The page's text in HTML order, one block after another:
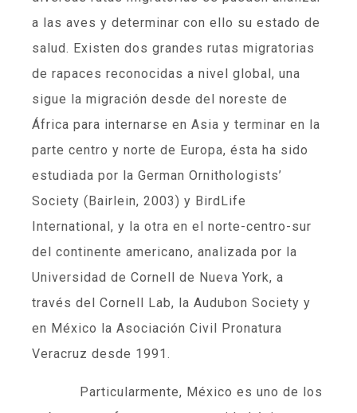
a las aves y determinar con ello su estado de
salud. Existen dos grandes rutas migratorias
de rapaces reconocidas a nivel global, una
sigue la migración desde del noreste de
África para internarse en Asia y terminar en la
parte centro y norte de Europa, ésta ha sido
estudiada por la German Ornithologists’
Society (Bairlein, 2003) y BirdLife
International, y la otra en el norte-centro-sur
del continente americano, analizada por la
Universidad de Cornell de Nueva York, a
través del Cornell Lab, la Audubon Society y
en México la Asociación Civil Pronatura
Veracruz desde 1991.
Particularmente, México es uno de los